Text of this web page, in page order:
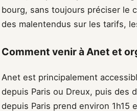
bourg, sans toujours préciser le
des malentendus sur les tarifs,
Comment venir à Anet et
Anet est principalement
depuis Paris ou Dreux, puis des
depuis Paris prend environ 1h15